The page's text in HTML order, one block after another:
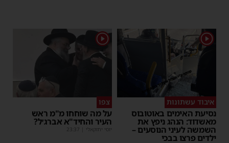
1
איבוד עשתונות
נסיעת האימים באוטובוס
מאשדוד: הנהג ניפץ את
השמשה לעיני הנוסעים –
ילדים פרצו בבכי
1
צפו
על מה שוחחו מ"מ ראש
העיר והחיד"א אברג׳ל?
יוסי יחזקאלי 23:37